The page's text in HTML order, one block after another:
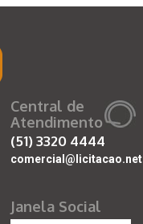
Central de
Atendimento
(51)3320 4444
comercial@licitacao.net
Janela Social